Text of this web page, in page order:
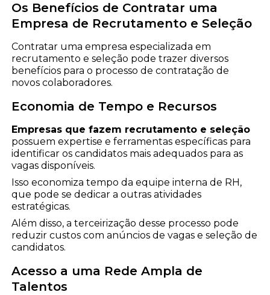
Os Benefícios de Contratar uma
Empresa de Recrutamento e Seleção
Contratar uma empresa especializada em
recrutamento e seleção pode trazer diversos
benefícios para o processo de contratação de
novos colaboradores.
Economia de Tempo e Recursos
Empresas que fazem recrutamento e seleção
possuem expertise e ferramentas específicas para
identificar os candidatos mais adequados para as
vagas disponíveis.
Isso economiza tempo da equipe interna de RH,
que pode se dedicar a outras atividades
estratégicas.
Além disso, a terceirização desse processo pode
reduzir custos com anúncios de vagas e seleção de
candidatos.
Acesso a uma Rede Ampla de
Talentos